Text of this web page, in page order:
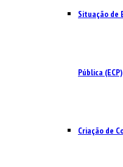
Situação de
Pública (ECP)
Criação de